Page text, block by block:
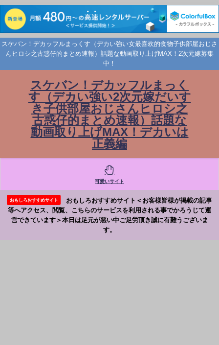
スケバン！デカッフルまっくす（デカい強い女最喜欢的食物子供部屋おじさ
んヒロシ之古惑仔的まとめ速報）話題な動画取り上げMAX！2次元嫁募集
中！
スケバン！デカッフルまっく
す（デカい強い2次元嫁だいす
き子供部屋おじさんヒロシ之
古惑仔的まとめ速報）話題な
動画取り上げMAX！デカいは
正義編
可愛いサイト
おもしろおすすめサイト
おもしろおすすめサイト＜お客様皆様が掲載の記事
等へアクセス、閲覧、こちらのサービスを利用される事でかろうじて運
営できています＞本日は足元が悪い中ご足労頂き誠に有難うございま
す。